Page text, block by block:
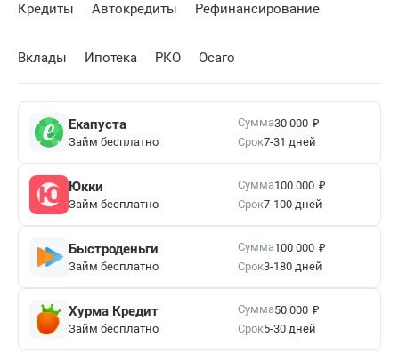
Кредиты Автокредиты Рефинансирование
Вклады Ипотека РКО Осаго
Екапуста
Займ бесплатно
Сумма30 000 ₽
Срок7-31 дней
Юкки
Займ бесплатно
Сумма100 000 ₽
Срок7-100 дней
Быстроденьги
Займ бесплатно
Сумма100 000 ₽
Срок3-180 дней
Хурма Кредит
Займ бесплатно
Сумма50 000 ₽
Срок5-30 дней